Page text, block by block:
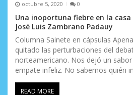
octubre 5, 2020 0
Una inoportuna fiebre en la
José Luis Zambrano Padauy
Columna Sainete en cápsulas
quitado las perturbaciones del
norteamericano. Nos dejó un
empate infeliz. No sabemos quién
READ MORE